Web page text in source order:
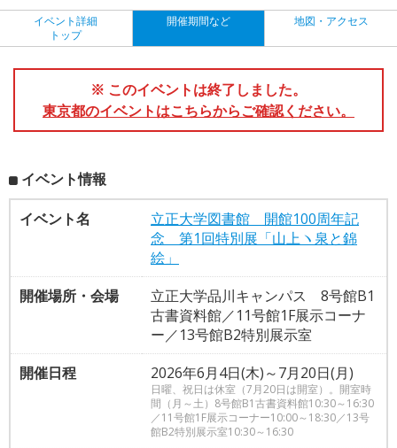
イベント詳細
トップ
開催期間など 地図・アクセス
※ このイベントは終了しました。
東京都のイベントはこちらからご確認ください。
イベント情報
イベント名
立正大学図書館 開館100周年記
念 第1回特別展「山上ヽ泉と錦
絵」
開催場所・会場
立正大学品川キャンパス 8号館B1
古書資料館／11号館1F展示コーナ
ー／13号館B2特別展示室
開催日程
2026年6月4日(木)～7月20日(月)
日曜、祝日は休室（7月20日は開室）。開室時
間（月～土）8号館B1古書資料館10:30～16:30
／11号館1F展示コーナー10:00～18:30／13号
館B2特別展示室10:30～16:30